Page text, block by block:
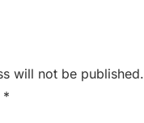
will not be published.
*